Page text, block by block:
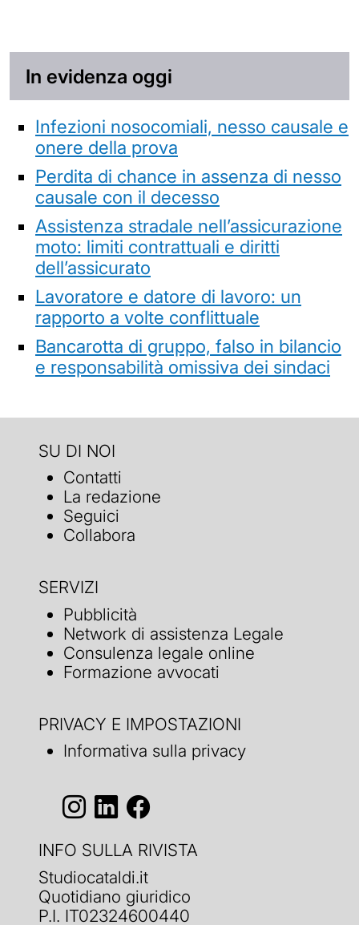
In evidenza oggi
Infezioni nosocomiali, nesso causale e
onere della prova
Perdita di chance in assenza di nesso
causale con il decesso
Assistenza stradale nell’assicurazione
moto: limiti contrattuali e diritti
dell’assicurato
Lavoratore e datore di lavoro: un
rapporto a volte conflittuale
Bancarotta di gruppo, falso in bilancio
e responsabilità omissiva dei sindaci
SU DI NOI
Contatti
La redazione
Seguici
Collabora
SERVIZI
Pubblicità
Network di assistenza Legale
Consulenza legale online
Formazione avvocati
PRIVACY E IMPOSTAZIONI
Informativa sulla privacy
INFO SULLA RIVISTA
Studiocataldi.it
Quotidiano giuridico
P.I. IT02324600440